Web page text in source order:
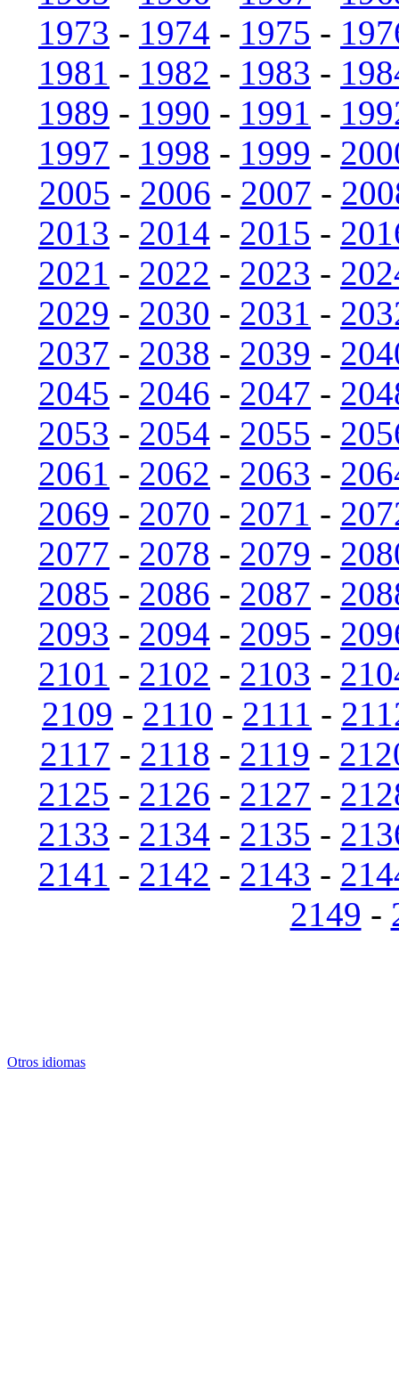
1973 - 1974 - 1975 -
1981 - 1982 - 1983 -
1989 - 1990 - 1991 -
1997 - 1998 - 1999 -
2005 - 2006 - 2007 -
2013 - 2014 - 2015 -
2021 - 2022 - 2023 -
2029 - 2030 - 2031 -
2037 - 2038 - 2039 -
2045 - 2046 - 2047 -
2053 - 2054 - 2055 -
2061 - 2062 - 2063 -
2069 - 2070 - 2071 -
2077 - 2078 - 2079 -
2085 - 2086 - 2087 -
2093 - 2094 - 2095 -
2101 - 2102 - 2103 -
2109 - 2110 - 2111 -
2117 - 2118 - 2119 -
2125 - 2126 - 2127 -
2133 - 2134 - 2135 -
2141 - 2142 - 2143 -
2149 -
Otros idiomas